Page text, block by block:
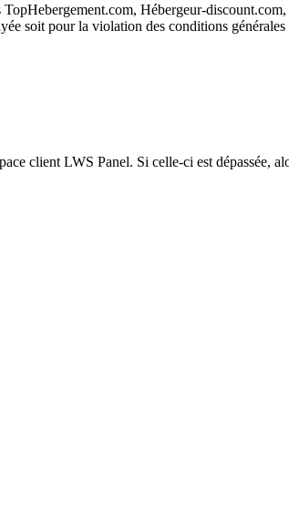
Hébergeur-
soit pour la violation des conditions générales
client LWS Panel. Si celle-ci est dépassée,